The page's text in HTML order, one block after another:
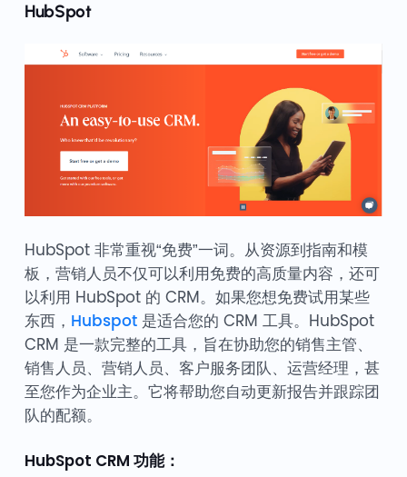
HubSpot
HubSpot 非常重视“免费”一词。从资源到指南和模
板，营销人员不仅可以利用免费的高质量内容，还可
以利用 HubSpot 的 CRM。如果您想免费试用某些
东西， Hubspot是适合您的 CRM 工具。HubSpot
CRM 是一款完整的工具，旨在协助您的销售主管、
销售人员、营销人员、客户服务团队、运营经理，甚
至您作为企业主。它将帮助您自动更新报告并跟踪团
队的配额。
HubSpot CRM 功能：